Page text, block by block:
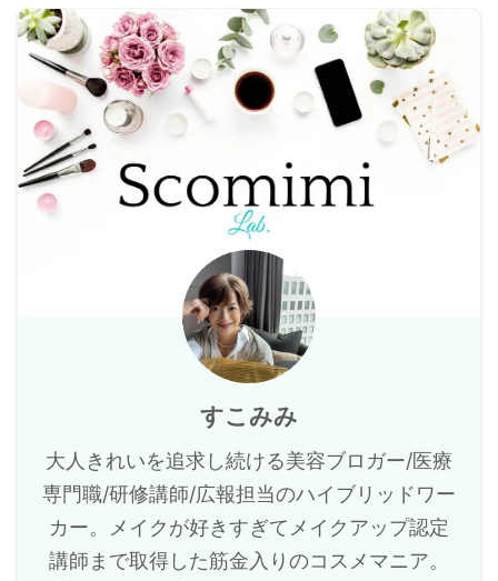
すこみみ
大人きれいを追求し続ける美容ブロガー/医療
専門職/研修講師/広報担当のハイブリッドワー
カー。メイクが好きすぎてメイクアップ認定
講師まで取得した筋金入りのコスメマニア。